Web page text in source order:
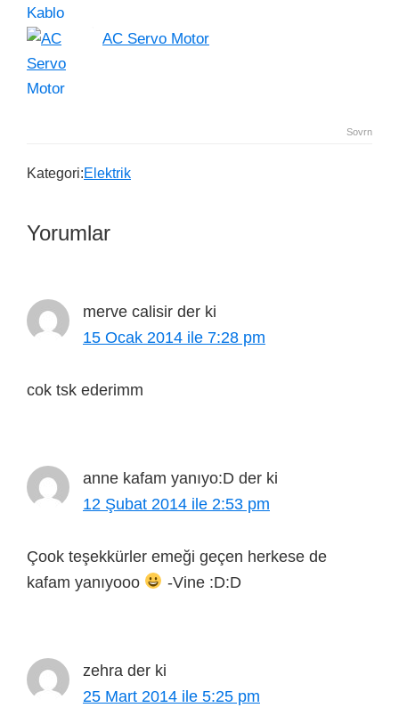
AC Servo Motor
Sovrn
Kategori:Elektrik
Yorumlar
merve calisir der ki
15 Ocak 2014 ile 7:28 pm
cok tsk ederimm
anne kafam yanıyo:D der ki
12 Şubat 2014 ile 2:53 pm
Çook teşekkürler emeği geçen herkese de
kafam yanıyooo
-Vine :D:D
zehra der ki
25 Mart 2014 ile 5:25 pm